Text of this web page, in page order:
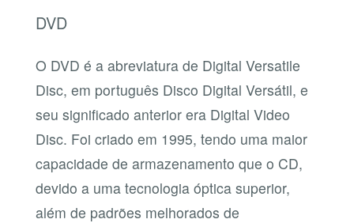
DVD
O DVD é a abreviatura de Digital Versatile
Disc, em português Disco Digital Versátil, e
seu significado anterior era Digital Video
Disc. Foi criado em 1995, tendo uma maior
capacidade de armazenamento que o CD,
devido a uma tecnologia óptica superior,
além de padrões melhorados de